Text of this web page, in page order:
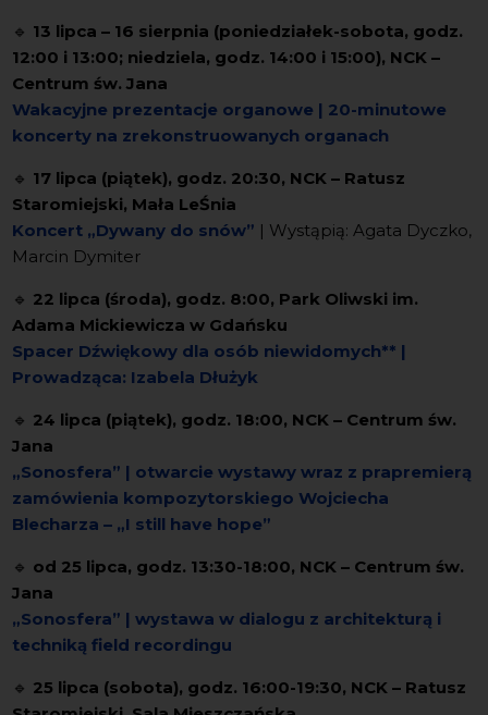
🔹 13 lipca – 16 sierpnia (poniedziałek-sobota, godz.
12:00 i 13:00; niedziela, godz. 14:00 i 15:00), NCK –
Centrum św. Jana
Wakacyjne prezentacje organowe | 20-minutowe
koncerty na zrekonstruowanych organach
🔹 17 lipca (piątek), godz. 20:30, NCK – Ratusz
Staromiejski, Mała LeŚnia
Koncert „Dywany do snów” | Wystąpią: Agata Dyczko,
Marcin Dymiter
🔹 22 lipca (środa), godz. 8:00, Park Oliwski im.
Adama Mickiewicza w Gdańsku
Spacer Dźwiękowy dla osób niewidomych** |
Prowadząca: Izabela Dłużyk
🔹 24 lipca (piątek), godz. 18:00, NCK – Centrum św.
Jana
„Sonosfera” | otwarcie wystawy wraz z prapremierą
zamówienia kompozytorskiegoWojciecha
Blecharza – „I still have hope”
🔹 od 25 lipca, godz. 13:30-18:00, NCK – Centrum św.
Jana
„Sonosfera” | wystawa w dialogu z architekturą i
techniką field recordingu
🔹 25 lipca (sobota), godz. 16:00-19:30, NCK – Ratusz